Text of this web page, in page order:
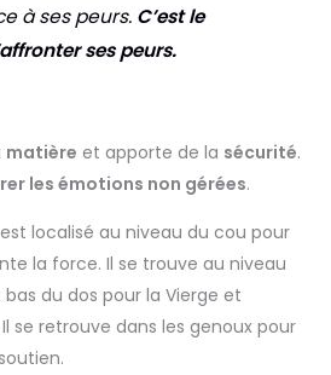
à ses peurs. C’est le
ses peurs.
matière et apporte de la sécurité.
les émotions non gérées.
localisé au niveau du cou pour
la force. Il se trouve au niveau
du dos pour la Vierge et
se retrouve dans les genoux pour